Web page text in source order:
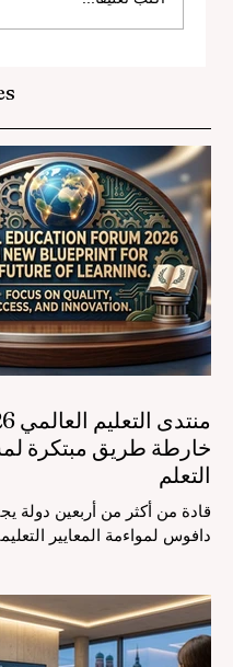
ترتقي بمعايير
خارطة طريق مبتكرة
التعلم
قادة من أكثر من أربعين دولة
دافوس لمواءمة المعايير
مشهد #التعليم_العالمي تحولاً
في
دوليون وصناع قرار